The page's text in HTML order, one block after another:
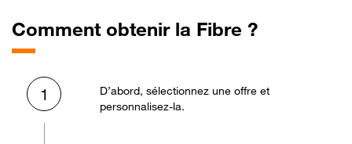
Comment obtenir la Fibre ?
1
D’abord, sélectionnez une offre et
personnalisez-la.